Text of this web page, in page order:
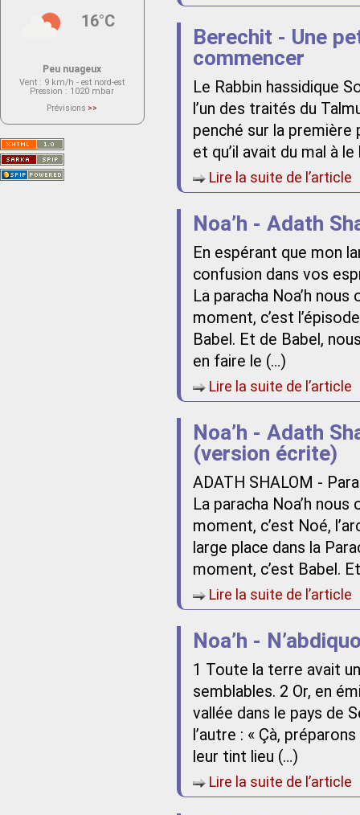
Berechit - Une
commencer
Le Rabbin hassidique
l’un des traités du
penché sur la première
et qu’il avait du mal à
Lire la suite de l’article
Noa’h - Adath
En espérant que mon
confusion dans vos
La paracha Noa’h
moment, c’est
Babel. Et de Babel,
en faire le (…)
Lire la suite de l’article
Noa’h - Adath
(version écrite)
ADATH SHALOM -
La paracha Noa’h
moment, c’est Noé,
large place dans la
moment, c’est Babel.
Lire la suite de l’article
Noa’h -
1 Toute la terre avait
semblables. 2 Or, en
vallée dans le pays de
l’autre : « Çà,
leur tint lieu (…)
Lire la suite de l’article
16°C
Peu nuageux
Vent : 9 km/h - est nord-est
Pression : 1020 mbar
Prévisions >>
actuellement aucune prévision
Saint-Nom.
Veuillez consulter le message du
service ci-dessous.
(401 - Invalid API key. Please see
https://openweathermap.org/faq#error401